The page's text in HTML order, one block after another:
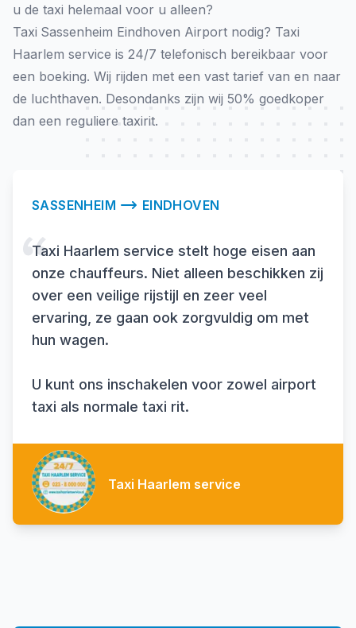
u de taxi helemaal voor u alleen?
Taxi Sassenheim Eindhoven Airport nodig? Taxi
Haarlem service is 24/7 telefonisch bereikbaar voor
een boeking. Wij rijden met een vast tarief van en naar
de luchthaven. Desondanks zijn wij 50% goedkoper
dan een reguliere taxirit.
SASSENHEIM EINDHOVEN
Taxi Haarlem service stelt hoge eisen aan
onze chauffeurs. Niet alleen beschikken zij
over een veilige rijstijl en zeer veel
ervaring, ze gaan ook zorgvuldig om met
hun wagen.
U kunt ons inschakelen voor zowel airport
taxi als normale taxi rit.
Taxi Haarlem service